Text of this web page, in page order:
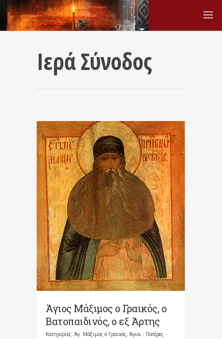
Ιερά Σύνοδος
Άγιος Μάξιμος ο Γραικός, ο
Βατοπαιδινός, ο εξ Άρτης
Κατηγορίες: Άγ. Μάξιμος ο Γραικός, Άγιοι - Πατέρες -